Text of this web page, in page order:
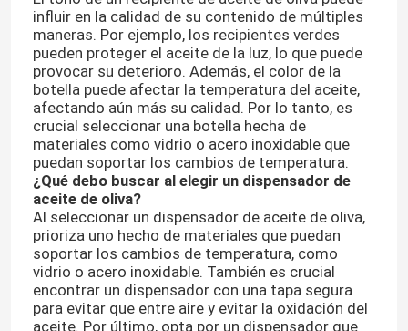
influir en la calidad de su contenido de múltiples
maneras. Por ejemplo, los recipientes verdes
pueden proteger el aceite de la luz, lo que puede
provocar su deterioro. Además, el color de la
botella puede afectar la temperatura del aceite,
afectando aún más su calidad. Por lo tanto, es
crucial seleccionar una botella hecha de
materiales como vidrio o acero inoxidable que
puedan soportar los cambios de temperatura.
¿Qué debo buscar al elegir un dispensador de
aceite de oliva?
Al seleccionar un dispensador de aceite de oliva,
prioriza uno hecho de materiales que puedan
soportar los cambios de temperatura, como
vidrio o acero inoxidable. También es crucial
encontrar un dispensador con una tapa segura
para evitar que entre aire y evitar la oxidación del
aceite. Por último, opta por un dispensador que